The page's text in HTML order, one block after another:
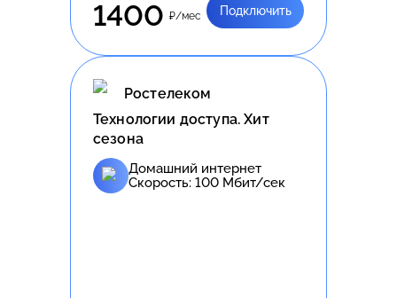
1400 ₽/мес Подключить
Ростелеком
Технологии доступа. Хит
сезона
Домашний интернет
Скорость: 100 Мбит/сек